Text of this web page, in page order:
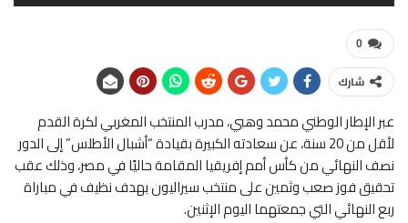
0
شارك
عبر الإطار الوطني محمد وهبي، مدرب المنتخب المغربي لكرة القدم
لأقل من 20 سنة، عن سعادته الكبيرة بقيادة “أشبال الأطلس” إلى الدور
نصف النهائي من كأس أمم إفريقيا المقامة حاليًا في مصر، وذلك عقب
تحقيق فوز صعب وثمين على منتخب سيراليون بهدف نظيف في مباراة
ربع النهائي التي جمعتهما اليوم الإثنين.